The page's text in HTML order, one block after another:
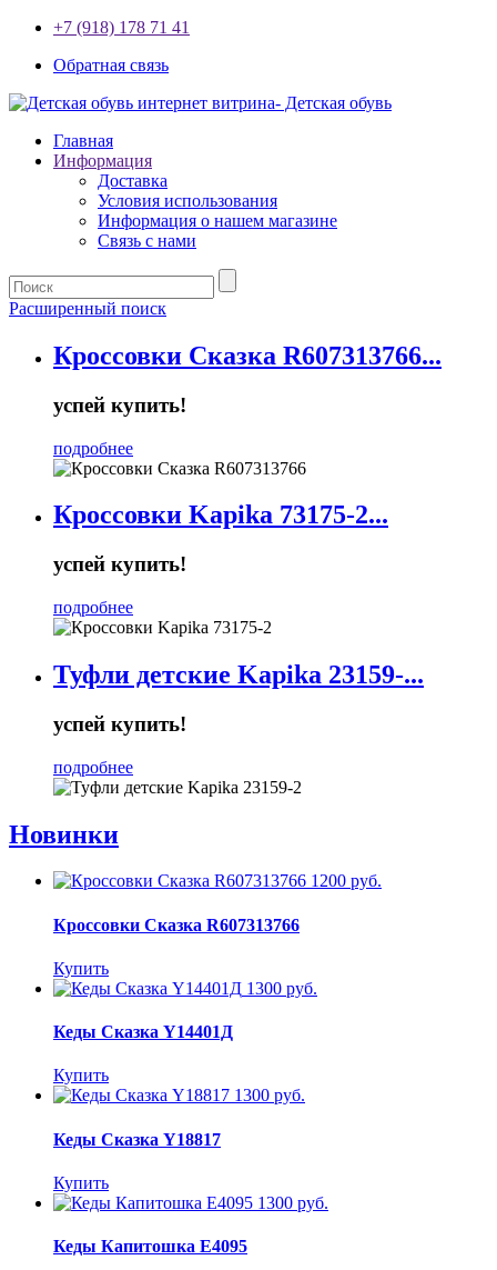
+7 (918) 178 71 41
Обратная связь
Главная
Информация
Доставка
Условия использования
Информация о нашем магазине
Связь с нами
Расширенный поиск
Кроссовки Сказка R607313766...
успей купить!
подробнее
Кроссовки Kapika 73175-2...
успей купить!
подробнее
Туфли детские Kapika 23159-...
успей купить!
подробнее
Новинки
1200 руб.
Кроссовки Сказка R607313766
Купить
1300 руб.
Кеды Сказка Y14401Д
Купить
1300 руб.
Кеды Сказка Y18817
Купить
1300 руб.
Кеды Капитошка E4095